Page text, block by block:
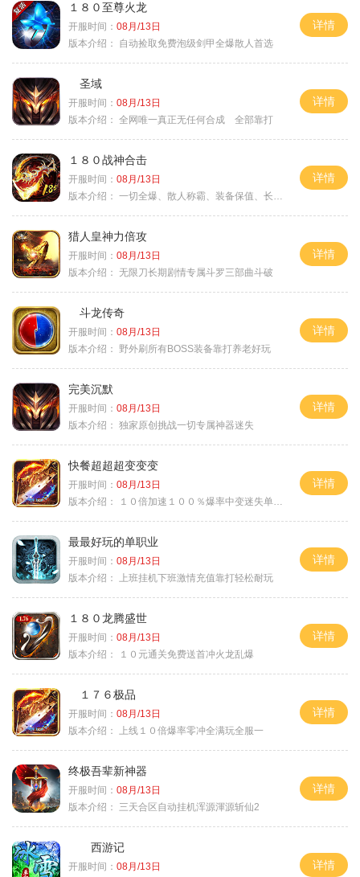
１８０至尊火龙
开服时间： 08月/13日
版本介绍：
自动捡取免费泡级剑甲全爆散人首选
详情
圣域
开服时间： 08月/13日
版本介绍： 全网唯一真正无任何合成 全部靠打
详情
１８０战神合击
开服时间： 08月/13日
版本介绍： 一切全爆、散人称霸、装备保值、长期耐玩
详情
猎人皇神力倍攻
开服时间： 08月/13日
版本介绍： 无限刀长期剧情专属斗罗三部曲斗破
详情
斗龙传奇
开服时间： 08月/13日
版本介绍：
野外刷所有BOSS装备靠打养老好玩
详情
完美沉默
开服时间： 08月/13日
版本介绍： 独家原创挑战一切专属神器迷失
详情
快餐超超超变变变
开服时间： 08月/13日
版本介绍：
１０倍加速１００％爆率中变迷失单职业
详情
最最好玩的单职业
开服时间： 08月/13日
版本介绍：
上班挂机下班激情充值靠打轻松耐玩
详情
１８０龙腾盛世
开服时间： 08月/13日
版本介绍：
１０元通关免费送首冲火龙乱爆
详情
１７６极品
开服时间： 08月/13日
版本介绍：
上线１０倍爆率零冲全满玩全服一
详情
终极吾辈新神器
开服时间： 08月/13日
版本介绍：
三天合区自动挂机浑源渾源斩仙2
详情
西游记
开服时间： 08月/13日
详情